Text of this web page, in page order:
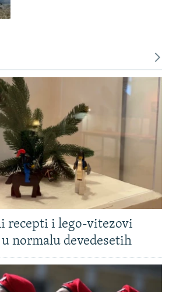
recepti i lego-vitezovi
normalu devedesetih